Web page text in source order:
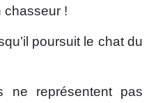
chasseur !
poursuit le chat du
ne représentent pas